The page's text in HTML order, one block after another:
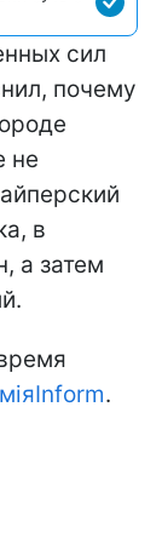
сил
почему
не
в
а затем
.